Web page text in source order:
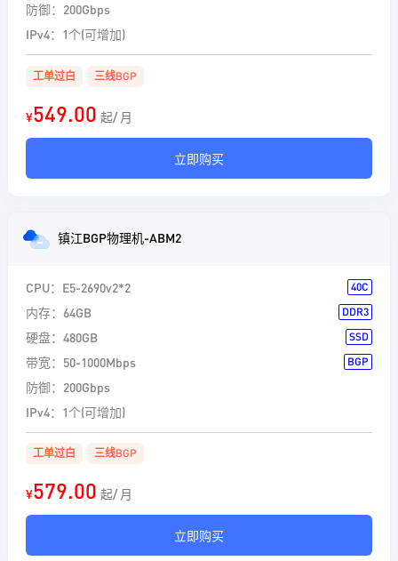
防御： 200Gbps
IPv4： 1个(可增加)
工单过白 三线BGP
¥549.00 起/ 月
立即购买
镇江BGP物理机-ABM2
CPU： E5-2690v2*2 40C
内存： 64GB DDR3
硬盘： 480GB SSD
带宽： 50-1000Mbps BGP
防御： 200Gbps
IPv4： 1个(可增加)
工单过白 三线BGP
¥579.00 起/ 月
立即购买